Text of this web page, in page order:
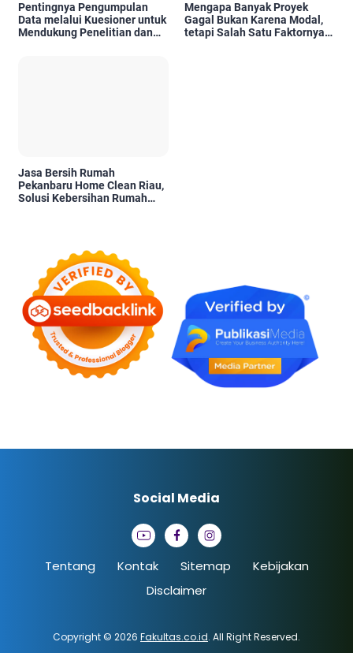
Pentingnya Pengumpulan
Data melalui Kuesioner untuk
Mendukung Penelitian dan
Mengapa Banyak Proyek
Gagal Bukan Karena Modal,
tetapi Salah Satu Faktornya
Jasa Bersih Rumah
Pekanbaru Home Clean Riau,
Solusi Kebersihan Rumah
Tentang Kontak Sitemap
Kebijakan
Disclaimer
Copyright © 2026 Fakultas.co.id. All Right Reserved.
Social Media